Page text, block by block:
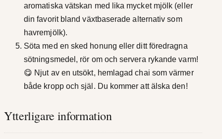
aromatiska vätskan med lika mycket mjölk (eller
din favorit bland växtbaserade alternativ som
havremjölk).
Söta med en sked honung eller ditt föredragna
sötningsmedel, rör om och servera rykande varm!
😋 Njut av en utsökt, hemlagad chai som värmer
både kropp och själ. Du kommer att älska den!
Ytterligare information